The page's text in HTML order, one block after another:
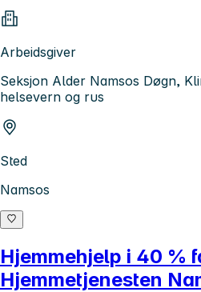
Arbeidsgiver
Seksjon Alder Namsos Døgn,
helsevern og rus
Sted
Namsos
Hjemmehjelp i 40 %
Hjemmetjenesten